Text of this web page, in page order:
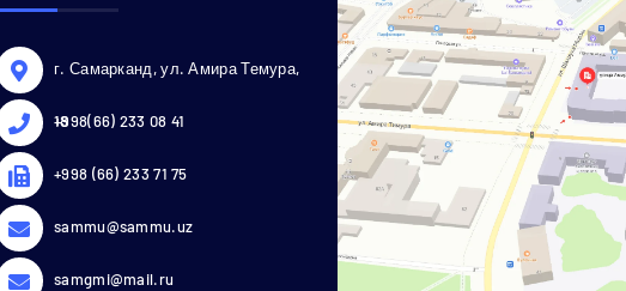
г. Самарканд, ул. Амира Темура,
18
+998(66) 233 08 41
+998 (66) 233 71 75
sammu@sammu.uz
samgmi@mail.ru